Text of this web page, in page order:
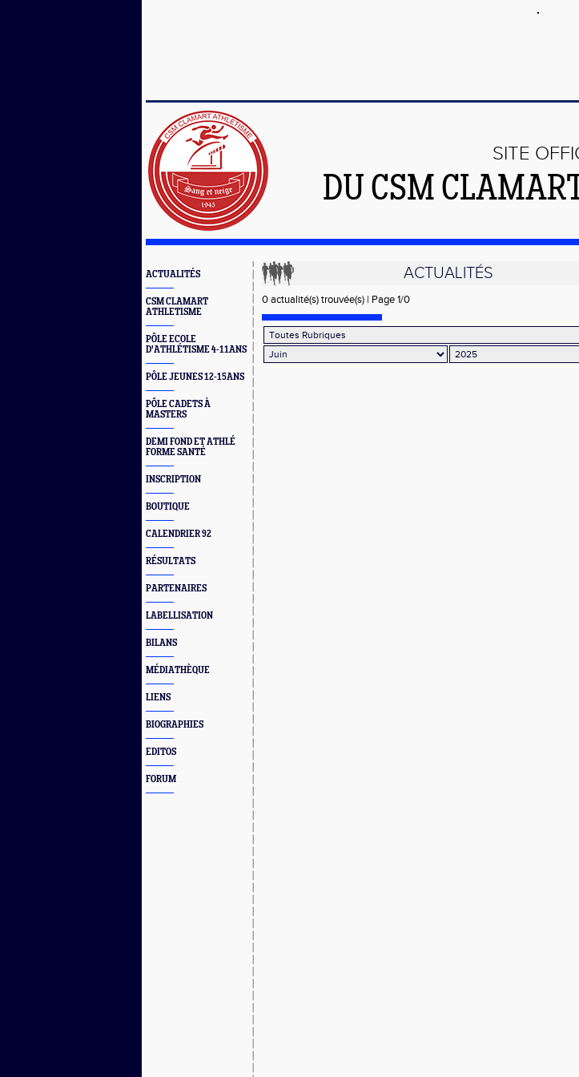
SITE
DU CSM
ACTUALITÉS
CSM CLAMART
ATHLETISME
PÔLE ECOLE
D'ATHLÉTISME 4-11ANS
PÔLE JEUNES 12-15ANS
PÔLE CADETS À
MASTERS
DEMI FOND ET ATHLÉ
FORME SANTÉ
INSCRIPTION
BOUTIQUE
CALENDRIER 92
RÉSULTATS
PARTENAIRES
LABELLISATION
BILANS
MÉDIATHÈQUE
LIENS
BIOGRAPHIES
EDITOS
FORUM
ACTUALITÉS
0 actualité(s) trouvée(s) | Page 1/0